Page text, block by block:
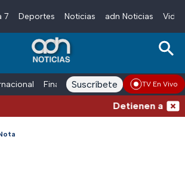
7 Deportes Noticias adn Noticias
Finanzas adn Noticias Radio
Suscríbete TV En Vivo
Detienen al